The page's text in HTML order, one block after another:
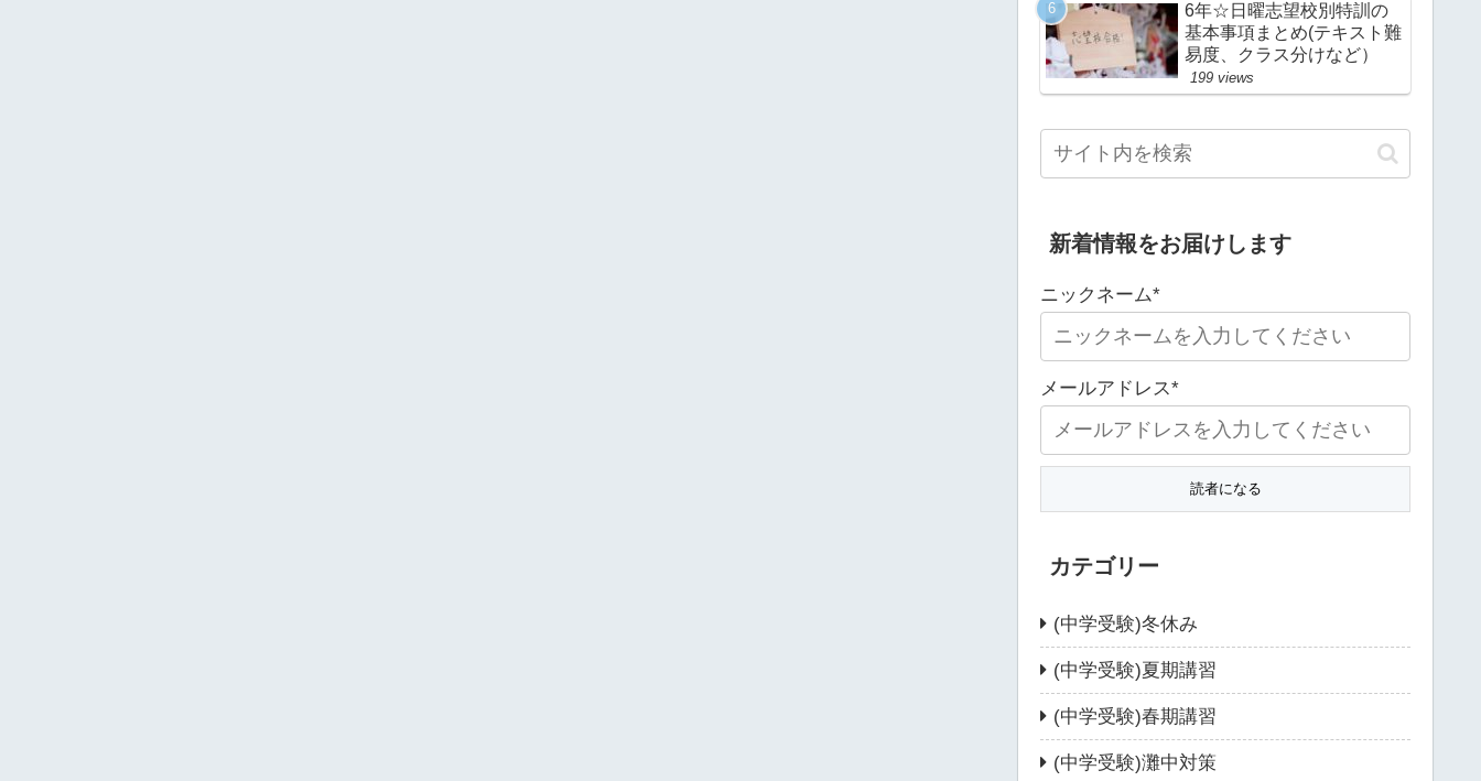
6年☆日曜志望校別特訓の
基本事項まとめ(テキスト難
易度、クラス分けなど）
199 views
新着情報をお届けします
ニックネーム*
メールアドレス*
カテゴリー
(中学受験)冬休み
(中学受験)夏期講習
(中学受験)春期講習
(中学受験)灘中対策